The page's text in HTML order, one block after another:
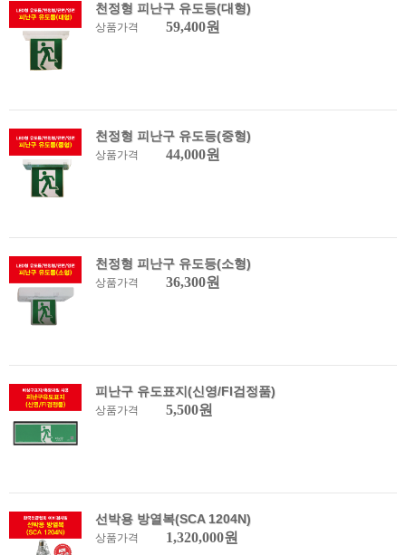
천정형 피난구 유도등(대형)
상품가격 59,400원
천정형 피난구 유도등(중형)
상품가격 44,000원
천정형 피난구 유도등(소형)
상품가격 36,300원
피난구 유도표지(신영/FI검정품)
상품가격 5,500원
선박용 방열복(SCA 1204N)
상품가격 1,320,000원